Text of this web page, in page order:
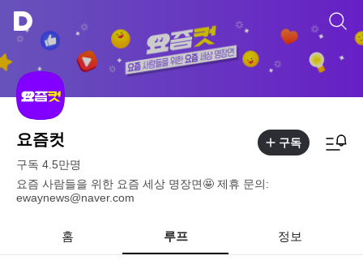
요즘컷
구독 4.5만명
요즘 사람들을 위한 요즘 세상 명장면🤩 제휴 문의:
ewaynews@naver.com
구독
홈 루프 정보